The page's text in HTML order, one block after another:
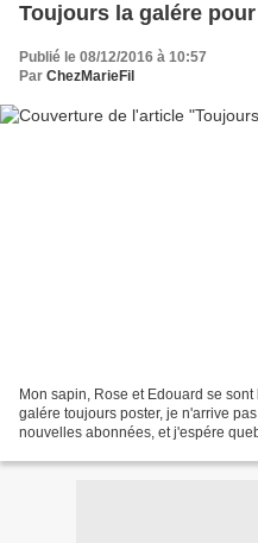
Toujours la galére
Publié le 08/12/2016 à 10:57
Par ChezMarieFil
Mon sapin, Rose et Edouard se
galére toujours poster, je n'arrive
nouvelles abonnées, et j'espére